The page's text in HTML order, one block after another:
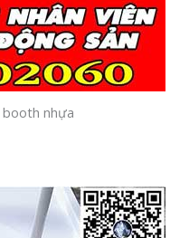
booth nhựa